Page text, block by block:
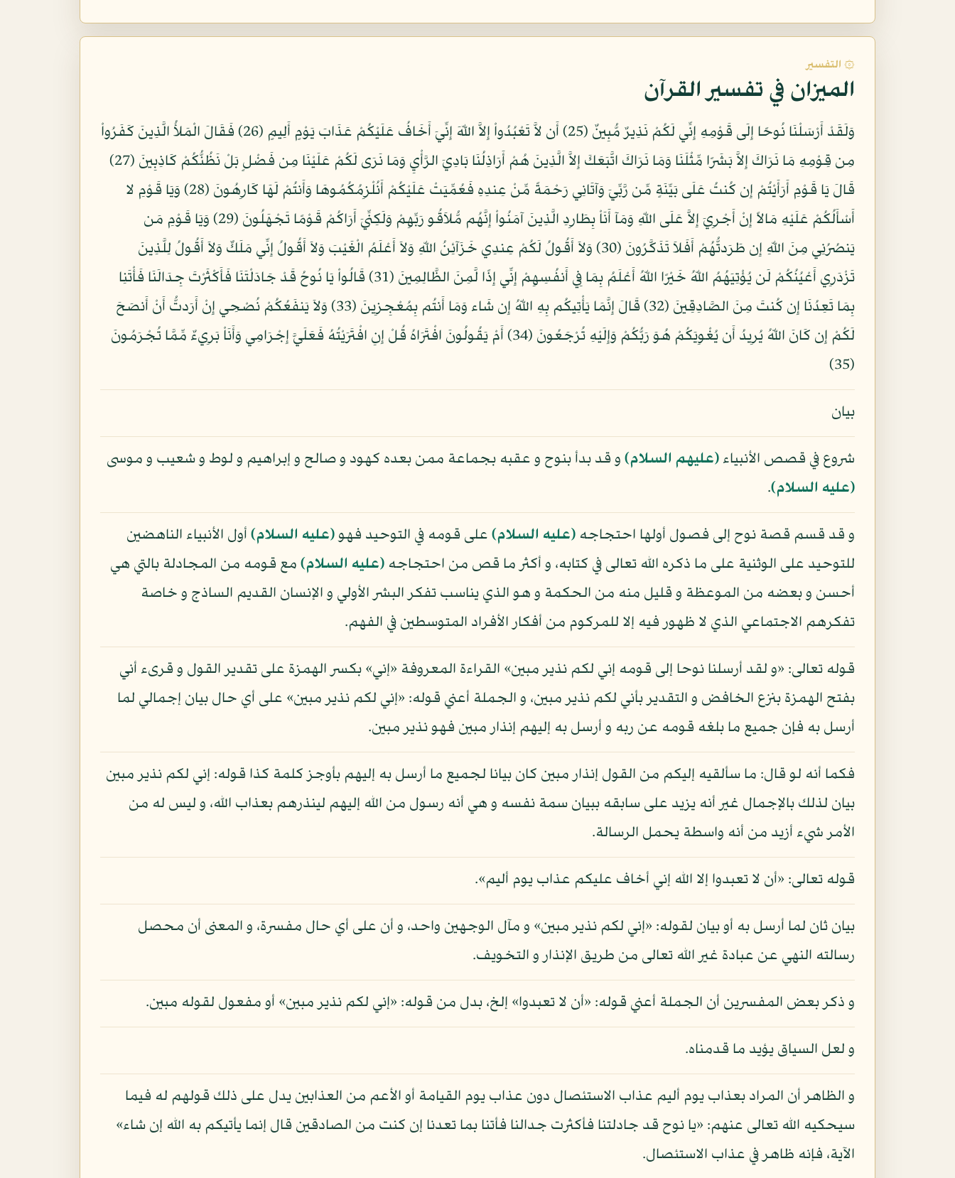
۞ التفسير
الميزان في تفسير القرآن
وَلَقَدْ أَرْسَلْنَا نُوحًا إِلَى قَوْمِهِ إِنِّي لَكُمْ نَذِيرٌ مُّبِينٌ (25) أَن لاَّ تَعْبُدُواْ إِلاَّ اللّهَ إِنِّيَ أَخَافُ عَلَيْكُمْ عَذَابَ يَوْمٍ أَلِيمٍ (26) فَقَالَ الْمَلأُ الَّذِينَ كَفَرُواْ
مِن قِوْمِهِ مَا نَرَاكَ إِلاَّ بَشَرًا مِّثْلَنَا وَمَا نَرَاكَ اتَّبَعَكَ إِلاَّ الَّذِينَ هُمْ أَرَاذِلُنَا بَادِيَ الرَّأْيِ وَمَا نَرَى لَكُمْ عَلَيْنَا مِن فَضْلٍ بَلْ نَظُنُّكُمْ كَاذِبِينَ (27)
قَالَ يَا قَوْمِ أَرَأَيْتُمْ إِن كُنتُ عَلَى بَيِّنَةٍ مِّن رَّبِّيَ وَآتَانِي رَحْمَةً مِّنْ عِندِهِ فَعُمِّيَتْ عَلَيْكُمْ أَنُلْزِمُكُمُوهَا وَأَنتُمْ لَهَا كَارِهُونَ (28) وَيَا قَوْمِ لا
أَسْأَلُكُمْ عَلَيْهِ مَالاً إِنْ أَجْرِيَ إِلاَّ عَلَى اللّهِ وَمَآ أَنَاْ بِطَارِدِ الَّذِينَ آمَنُواْ إِنَّهُم مُّلاَقُو رَبِّهِمْ وَلَكِنِّيَ أَرَاكُمْ قَوْمًا تَجْهَلُونَ (29) وَيَا قَوْمِ مَن
يَنصُرُنِي مِنَ اللّهِ إِن طَرَدتُّهُمْ أَفَلاَ تَذَكَّرُونَ (30) وَلاَ أَقُولُ لَكُمْ عِندِي خَزَآئِنُ اللّهِ وَلاَ أَعْلَمُ الْغَيْبَ وَلاَ أَقُولُ إِنِّي مَلَكٌ وَلاَ أَقُولُ لِلَّذِينَ
تَزْدَرِي أَعْيُنُكُمْ لَن يُؤْتِيَهُمُ اللّهُ خَيْرًا اللّهُ أَعْلَمُ بِمَا فِي أَنفُسِهِمْ إِنِّي إِذًا لَّمِنَ الظَّالِمِينَ (31) قَالُواْ يَا نُوحُ قَدْ جَادَلْتَنَا فَأَكْثَرْتَ جِدَالَنَا فَأْتَنِا
بِمَا تَعِدُنَا إِن كُنتَ مِنَ الصَّادِقِينَ (32) قَالَ إِنَّمَا يَأْتِيكُم بِهِ اللّهُ إِن شَاء وَمَا أَنتُم بِمُعْجِزِينَ (33) وَلاَ يَنفَعُكُمْ نُصْحِي إِنْ أَرَدتُّ أَنْ أَنصَحَ
لَكُمْ إِن كَانَ اللّهُ يُرِيدُ أَن يُغْوِيَكُمْ هُوَ رَبُّكُمْ وَإِلَيْهِ تُرْجَعُونَ (34) أَمْ يَقُولُونَ افْتَرَاهُ قُلْ إِنِ افْتَرَيْتُهُ فَعَلَيَّ إِجْرَامِي وَأَنَاْ بَرِيءٌ مِّمَّا تُجْرَمُونَ
(35)
بيان
شروع في قصص الأنبياء (عليهم السلام) و قد بدأ بنوح و عقبه بجماعة ممن بعده كهود و صالح و إبراهيم و لوط و شعيب و موسى
(عليه السلام).
و قد قسم قصة نوح إلى فصول أولها احتجاجه (عليه السلام) على قومه في التوحيد فهو(عليه السلام) أول الأنبياء الناهضين
للتوحيد على الوثنية على ما ذكره الله تعالى في كتابه، و أكثر ما قص من احتجاجه (عليه السلام) مع قومه من المجادلة بالتي هي
أحسن و بعضه من الموعظة و قليل منه من الحكمة و هو الذي يناسب تفكر البشر الأولي و الإنسان القديم الساذج و خاصة
تفكرهم الاجتماعي الذي لا ظهور فيه إلا للمركوم من أفكار الأفراد المتوسطين في الفهم.
قوله تعالى: «و لقد أرسلنا نوحا إلى قومه إني لكم نذير مبين» القراءة المعروفة «إني» بكسر الهمزة على تقدير القول و قرىء أني
بفتح الهمزة بنزع الخافض و التقدير بأني لكم نذير مبين، و الجملة أعني قوله: «إني لكم نذير مبين» على أي حال بيان إجمالي لما
أرسل به فإن جميع ما بلغه قومه عن ربه و أرسل به إليهم إنذار مبين فهو نذير مبين.
فكما أنه لو قال: ما سألقيه إليكم من القول إنذار مبين كان بيانا لجميع ما أرسل به إليهم بأوجز كلمة كذا قوله: إني لكم نذير مبين
بيان لذلك بالإجمال غير أنه يزيد على سابقه ببيان سمة نفسه و هي أنه رسول من الله إليهم لينذرهم بعذاب الله، و ليس له من
الأمر شيء أزيد من أنه واسطة يحمل الرسالة.
قوله تعالى: «أن لا تعبدوا إلا الله إني أخاف عليكم عذاب يوم أليم».
بيان ثان لما أرسل به أو بيان لقوله: «إني لكم نذير مبين» و مآل الوجهين واحد، و أن على أي حال مفسرة، و المعنى أن محصل
رسالته النهي عن عبادة غير الله تعالى من طريق الإنذار و التخويف.
و ذكر بعض المفسرين أن الجملة أعني قوله: «أن لا تعبدوا» إلخ، بدل من قوله: «إني لكم نذير مبين» أو مفعول لقوله مبين.
و لعل السياق يؤيد ما قدمناه.
و الظاهر أن المراد بعذاب يوم أليم عذاب الاستئصال دون عذاب يوم القيامة أو الأعم من العذابين يدل على ذلك قولهم له فيما
سيحكيه الله تعالى عنهم: «يا نوح قد جادلتنا فأكثرت جدالنا فأتنا بما تعدنا إن كنت من الصادقين قال إنما يأتيكم به الله إن شاء»
الآية، فإنه ظاهر في عذاب الاستئصال.